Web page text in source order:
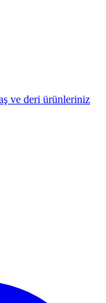
ve deri ürünleriniz